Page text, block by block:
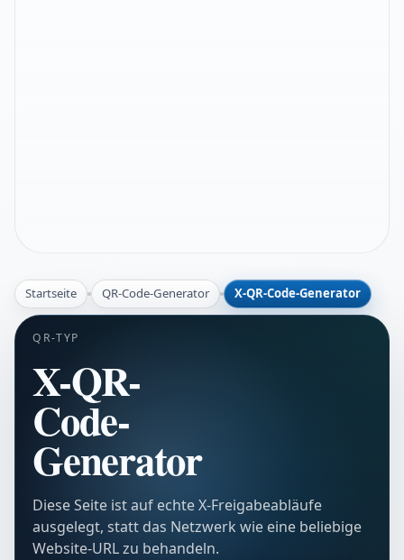
Startseite QR-Code-Generator X-QR-Code-Generator
QR-TYP
X-QR-
Code-
Generator
Diese Seite ist auf echte X-Freigabeabläufe
ausgelegt, statt das Netzwerk wie eine beliebige
Website-URL zu behandeln.